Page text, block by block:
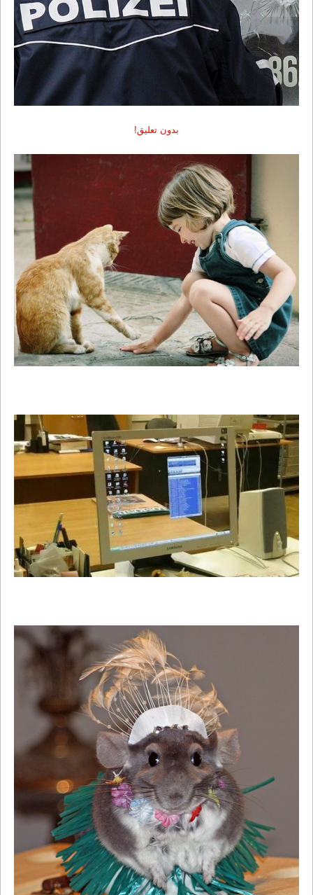
بدون تعلیق!